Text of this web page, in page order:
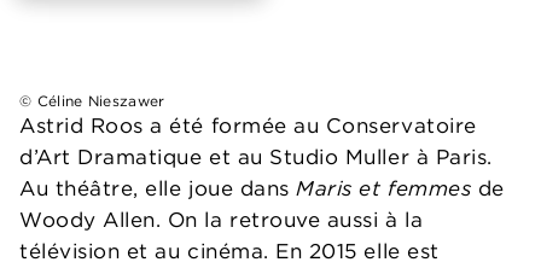
Astrid Roos a été formée au Conservatoire
d’Art Dramatique et au Studio Muller à Paris.
Au théâtre, elle joue dansMaris et femmes de
Woody Allen. On la retrouve aussi à la
télévision et au cinéma. En 2015 elle est
© Céline Nieszawer